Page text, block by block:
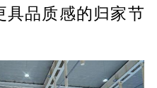
具品质感的归家节